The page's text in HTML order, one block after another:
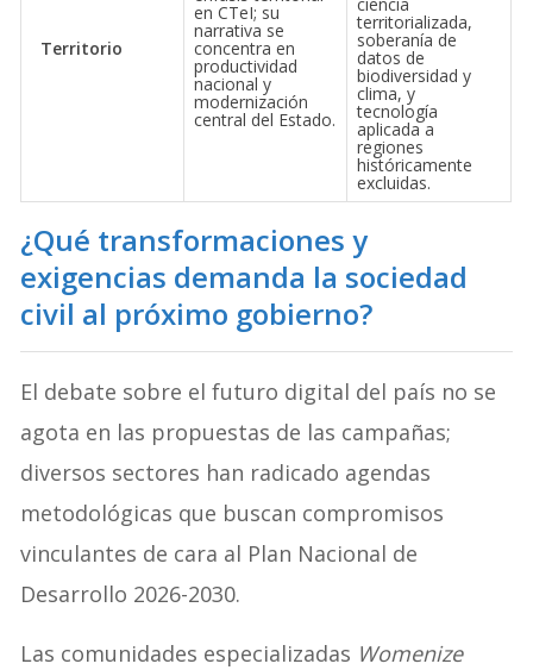
Territorio
en CTeI; su
narrativa se
concentra en
productividad
nacional y
modernización
central del Estado.
ciencia
territorializada,
soberanía de
datos de
biodiversidad y
clima, y
tecnología
aplicada a
regiones
históricamente
excluidas.
¿Qué transformaciones y
exigencias demanda la sociedad
civil al próximo gobierno?
El debate sobre el futuro digital del país no se
agota en las propuestas de las campañas;
diversos sectores han radicado agendas
metodológicas que buscan compromisos
vinculantes de cara al Plan Nacional de
Desarrollo 2026-2030.
Las comunidades especializadas Womenize